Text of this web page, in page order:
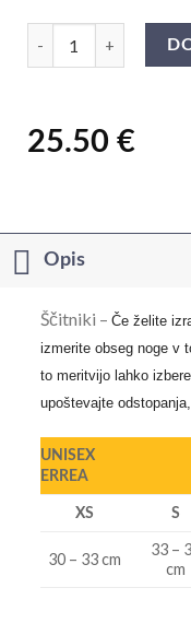
OK BLED par ščitnikov
25.50 €
Opis
Ščitniki – Če želite
izmerite obseg noge v
to meritvijo lahko
upoštevajte
UNISEX
ERREA
XS S
30 – 33 cm
33 –
cm